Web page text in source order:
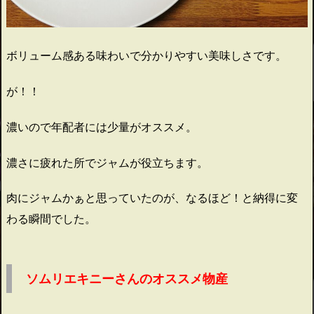
ボリューム感ある味わいで分かりやすい美味しさです。
が！！
濃いので年配者には少量がオススメ。
濃さに疲れた所でジャムが役立ちます。
肉にジャムかぁと思っていたのが、なるほど！と納得に変
わる瞬間でした。
ソムリエキニーさんのオススメ物産